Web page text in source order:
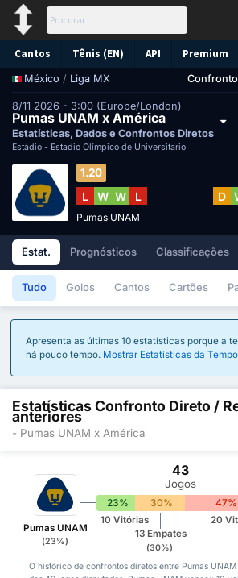
Cantos Tênis (EN) API Premium
México / Liga MX
8/11 2026 - 3:00 (Europe/London)
Pumas UNAM x América
Estatísticas, Dados e Confrontos Diretos
Estádio - Estadio Olímpico de Universitario
1.20
L W W L
Pumas UNAM
D
Estat. Prognósticos Classificações
Tudo Golos Cantos Cartões
Apresenta as últimas 10 estatísticas porque a
há pouco tempo. Mostrar Estatísticas da
Estatísticas Confronto Direto /
anteriores
- Pumas UNAM x América
Pumas UNAM
(23%)
43
Jogos
23% 30% 47%
10 Vitórias
13 Empates
(30%)
20
O histórico de confrontos diretos entre Pumas